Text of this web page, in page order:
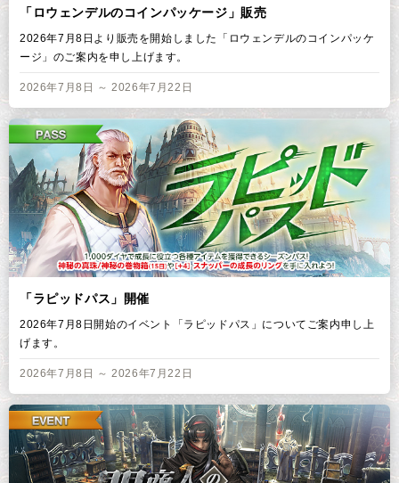
「ロウェンデルのコインパッケージ」販売
2026年7月8日より販売を開始しました「ロウェンデルのコインパッケ
ージ」のご案内を申し上げます。
2026年7月8日 ～ 2026年7月22日
「ラピッドパス」開催
2026年7月8日開始のイベント「ラピッドパス」についてご案内申し上
げます。
2026年7月8日 ～ 2026年7月22日